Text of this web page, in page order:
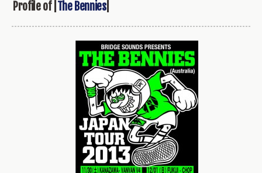
Profile of | The Bennies|